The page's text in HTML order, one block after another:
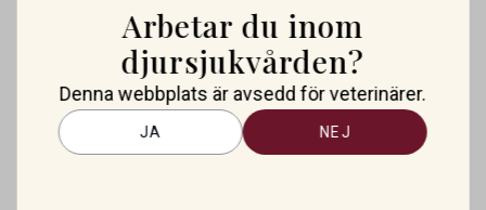
Sverige, leder ett treårigt projekt där hon
studerar vilka bakterier som orsakar infektiös
ulcerativ keratit (hornhinnesår) hos hund, katt
och kanin i Sverige. Forskarna undersöker även
antibiotikaresistens hos bakterierna. Studien
har stor klinisk betydelse då den kan leda till
Arbetar du inom
djursjukvården?
Denna webbplats är avsedd för veterinärer.
JA NEJ